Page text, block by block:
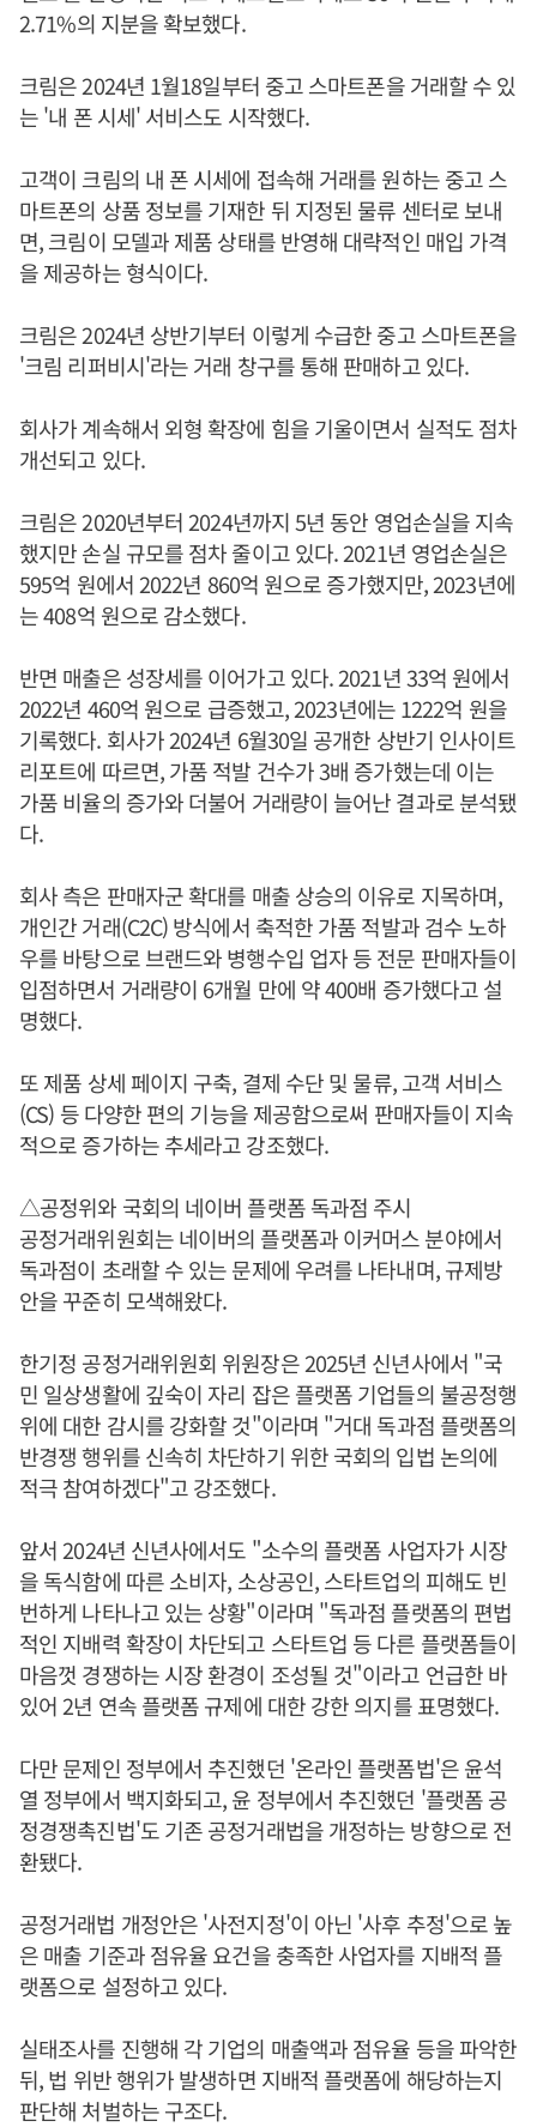
2.71%의 지분을 확보했다.
크림은 2024년 1월18일부터 중고 스마트폰을 거래할 수 있
는 '내 폰 시세' 서비스도 시작했다.
고객이 크림의 내 폰 시세에 접속해 거래를 원하는 중고 스
마트폰의 상품 정보를 기재한 뒤 지정된 물류 센터로 보내
면, 크림이 모델과 제품 상태를 반영해 대략적인 매입 가격
을 제공하는 형식이다.
크림은 2024년 상반기부터 이렇게 수급한 중고 스마트폰을
'크림 리퍼비시'라는 거래 창구를 통해 판매하고 있다.
회사가 계속해서 외형 확장에 힘을 기울이면서 실적도 점차
개선되고 있다.
크림은 2020년부터 2024년까지 5년 동안 영업손실을 지속
했지만 손실 규모를 점차 줄이고 있다. 2021년 영업손실은
595억 원에서 2022년 860억 원으로 증가했지만, 2023년에
는 408억 원으로 감소했다.
반면 매출은 성장세를 이어가고 있다. 2021년 33억 원에서
2022년 460억 원으로 급증했고, 2023년에는 1222억 원을
기록했다. 회사가 2024년 6월30일 공개한 상반기 인사이트
리포트에 따르면, 가품 적발 건수가 3배 증가했는데 이는
가품 비율의 증가와 더불어 거래량이 늘어난 결과로 분석됐
다.
회사 측은 판매자군 확대를 매출 상승의 이유로 지목하며,
개인간 거래(C2C) 방식에서 축적한 가품 적발과 검수 노하
우를 바탕으로 브랜드와 병행수입 업자 등 전문 판매자들이
입점하면서 거래량이 6개월 만에 약 400배 증가했다고 설
명했다.
또 제품 상세 페이지 구축, 결제 수단 및 물류, 고객 서비스
(CS) 등 다양한 편의 기능을 제공함으로써 판매자들이 지속
적으로 증가하는 추세라고 강조했다.
△공정위와 국회의 네이버 플랫폼 독과점 주시
공정거래위원회는 네이버의 플랫폼과 이커머스 분야에서
독과점이 초래할 수 있는 문제에 우려를 나타내며, 규제방
안을 꾸준히 모색해왔다.
한기정 공정거래위원회 위원장은 2025년 신년사에서 "국
민 일상생활에 깊숙이 자리 잡은 플랫폼 기업들의 불공정행
위에 대한 감시를 강화할 것"이라며 "거대 독과점 플랫폼의
반경쟁 행위를 신속히 차단하기 위한 국회의 입법 논의에
적극 참여하겠다"고 강조했다.
앞서 2024년 신년사에서도 "소수의 플랫폼 사업자가 시장
을 독식함에 따른 소비자, 소상공인, 스타트업의 피해도 빈
번하게 나타나고 있는 상황"이라며 "독과점 플랫폼의 편법
적인 지배력 확장이 차단되고 스타트업 등 다른 플랫폼들이
마음껏 경쟁하는 시장 환경이 조성될 것"이라고 언급한 바
있어 2년 연속 플랫폼 규제에 대한 강한 의지를 표명했다.
다만 문제인 정부에서 추진했던 '온라인 플랫폼법'은 윤석
열 정부에서 백지화되고, 윤 정부에서 추진했던 '플랫폼 공
정경쟁촉진법'도 기존 공정거래법을 개정하는 방향으로 전
환됐다.
공정거래법 개정안은 '사전지정'이 아닌 '사후 추정'으로 높
은 매출 기준과 점유율 요건을 충족한 사업자를 지배적 플
랫폼으로 설정하고 있다.
실태조사를 진행해 각 기업의 매출액과 점유율 등을 파악한
뒤, 법 위반 행위가 발생하면 지배적 플랫폼에 해당하는지
판단해 처벌하는 구조다.